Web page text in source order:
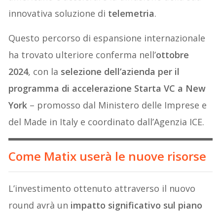
innovativa soluzione di telemetria.
Questo percorso di espansione internazionale
ha trovato ulteriore conferma nell’ottobre
2024, con la selezione dell’azienda per il
programma di accelerazione Starta VC a New
York – promosso dal Ministero delle Imprese e
del Made in Italy e coordinato dall’Agenzia ICE.
Come Matix userà le nuove risorse
L’investimento ottenuto attraverso il nuovo
round avrà un impatto significativo sul piano